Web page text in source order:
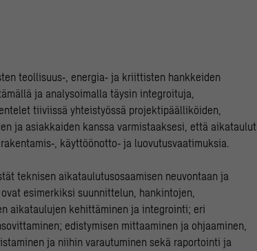
teollisuus‑, energia‑ ja kriittisten hankkeiden
ja analysoimalla täysin integroituja,
tiiviissä yhteistyössä projektipäälliköiden,
ja asiakkaiden kanssa varmistaaksesi, että aikataulut
käyttöönotto‑ ja luovutusvaatimuksia.
teknisen aikataulutusosaamisen neuvontaan ja
esimerkiksi suunnittelun, hankintojen,
aikataulujen kehittäminen ja integrointi; eri
edistymisen mittaaminen ja ohjaaminen,
ja niihin varautuminen sekä raportointi ja